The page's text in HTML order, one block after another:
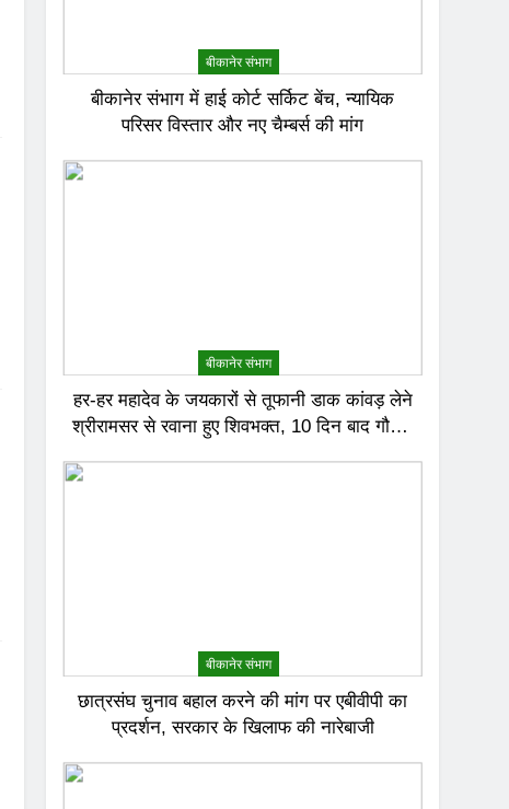
बीकानेर संभाग
बीकानेर संभाग में हाई कोर्ट सर्किट बेंच, न्यायिक
परिसर विस्तार और नए चैम्बर्स की मांग
बीकानेर संभाग
हर-हर महादेव के जयकारों से तूफानी डाक कांवड़ लेने
श्रीरामसर से रवाना हुए शिवभक्त, 10 दिन बाद गौमुख
बीकानेर संभाग
छात्रसंघ चुनाव बहाल करने की मांग पर एबीवीपी का
प्रदर्शन, सरकार के खिलाफ की नारेबाजी